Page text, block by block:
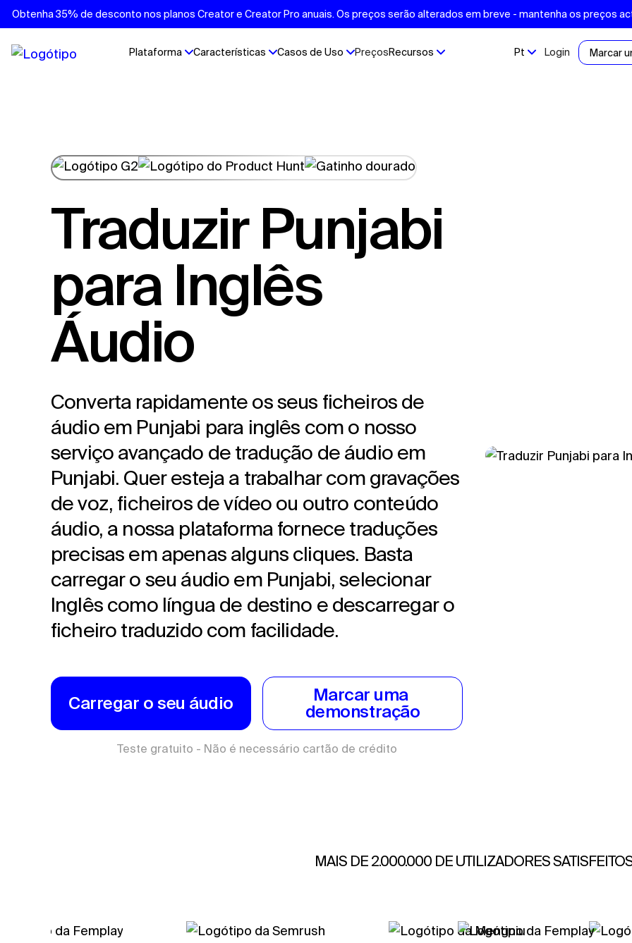
Obtenha 35% de desconto nos planos Creator e Creator Pro anuais. Os preços serão alterados em breve - mantenha os preços
Plataforma Características Casos de Uso PreçosRecursos Pt Login Marcar
Traduzir Punjabi
para Inglês
Áudio
Converta rapidamente os seus ficheiros de
áudio em Punjabi para inglês com o nosso
serviço avançado de tradução de áudio em
Punjabi. Quer esteja a trabalhar com gravações
de voz, ficheiros de vídeo ou outro conteúdo
áudio, a nossa plataforma fornece traduções
precisas em apenas alguns cliques. Basta
carregar o seu áudio em Punjabi, selecionar
Inglês como língua de destino e descarregar o
ficheiro traduzido com facilidade.
Carregar o seu áudio
Marcar uma
demonstração
Teste gratuito - Não é necessário cartão de crédito
MAIS DE 2.000.000 DE UTILIZADORES